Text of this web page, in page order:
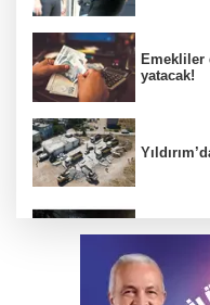
Emekliler
yatacak!
ortalığı